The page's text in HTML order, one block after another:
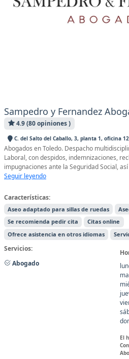
Sampedro y Fernandez
4.9 (80 opiniones )
C. del Salto del Caballo, 3, planta 1, oficina
Abogados en Toledo. Despacho
Laboral, con despidos, indemnizaciones,
impugnaciones ante la Seguridad Social,
Seguir leyendo
Características:
Aseo adaptado para sillas de ruedas
Se recomienda pedir cita
Citas online
Ofrece asistencia en otros idiomas
Servicios:
Abogado
El